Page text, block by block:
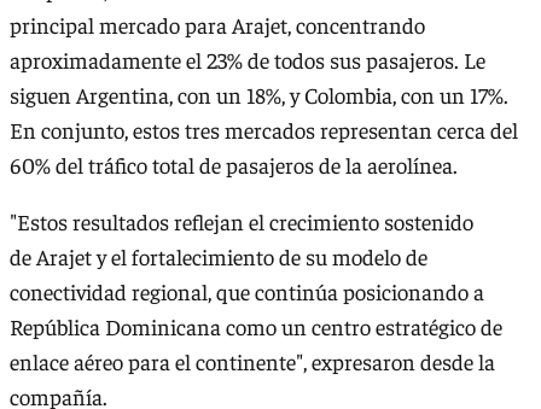
principal mercado para Arajet, concentrando
aproximadamente el 23% de todos sus pasajeros. Le
siguen Argentina, con un 18%, y Colombia, con un 17%.
En conjunto, estos tres mercados representan cerca del
60% del tráfico total de pasajeros de la aerolínea.
"Estos resultados reflejan el crecimiento sostenido
de Arajet y el fortalecimiento de su modelo de
conectividad regional, que continúa posicionando a
República Dominicana como un centro estratégico de
enlace aéreo para el continente", expresaron desde la
compañía.